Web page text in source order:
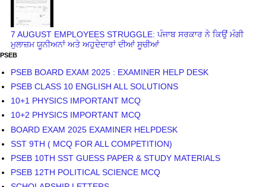
7 AUGUST EMPLOYEES STRUGGLE: ਪੰਜਾਬ ਸਰਕਾਰ ਨੇ ਕਿਉਂ ਮੰਗੀ
ਮੁਲਾਜ਼ਮ ਯੂਨੀਅਨਾਂ ਅਤੇ ਅਹੁਦੇਦਾਰਾਂ ਦੀਆਂ ਸੂਚੀਆਂ
PSEB
PSEB BOARD EXAM 2025 : EXAMINER HELP DESK
PSEB CLASS 10 ENGLISH ALL SOLUTIONS
10+1 PHYSICS IMPORTANT MCQ
10+2 PHYSICS IMPORTANT MCQ
BOARD EXAM 2025 EXAMINER HELPDESK
SST 9TH ( MCQ FOR ALL COMPETITION)
PSEB 10TH SST GUESS PAPER & STUDY MATERIALS
PSEB 12TH POLITICAL SCIENCE MCQ